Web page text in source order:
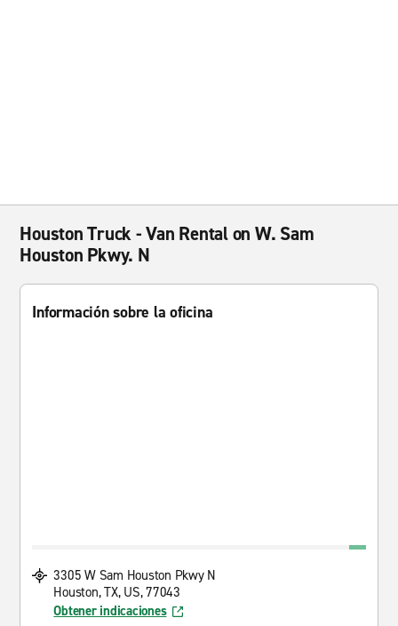
Houston Truck - Van Rental on W. Sam
Houston Pkwy. N
Información sobre la oficina
3305 W Sam Houston Pkwy N
Houston, TX, US, 77043
Obtener indicaciones